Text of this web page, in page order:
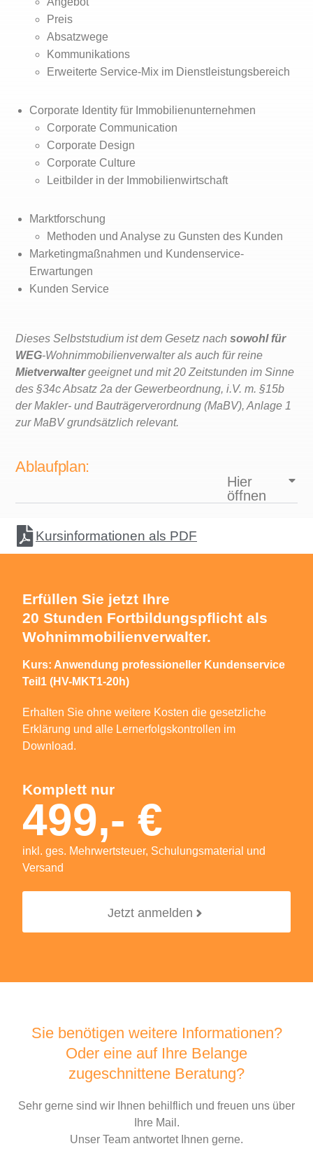
Preis
Absatzwege
Kommunikations
Erweiterte Service-Mix im Dienstleistungsbereich
Corporate Identity für Immobilienunternehmen
Corporate Communication
Corporate Design
Corporate Culture
Leitbilder in der Immobilienwirtschaft
Marktforschung
Methoden und Analyse zu Gunsten des Kunden
Marketingmaßnahmen und Kundenservice-
Erwartungen
Kunden Service
Dieses Selbststudium ist dem Gesetz nachsowohl für
WEG-Wohnimmobilienverwalter als auch für reine
Mietverwaltergeeignet und mit 20 Zeitstunden im Sinne
des §34c Absatz 2a der Gewerbeordnung, i.V. m. §15b
der Makler- und Bauträgerverordnung (MaBV), Anlage 1
zur MaBV grundsätzlich relevant.
Ablaufplan:
Hier
öffnen
Kursinformationen als PDF
Erfüllen Sie jetzt Ihre
20 Stunden Fortbildungspflicht als
Wohnimmobilienverwalter.
Kurs: Anwendung professioneller Kundenservice
Teil1 (HV-MKT1-20h)
Erhalten Sie ohne weitere Kosten die gesetzliche
Erklärung und alle Lernerfolgskontrollen im
Download.
Komplett nur
499,- €
inkl. ges. Mehrwertsteuer, Schulungsmaterial und
Versand
Jetzt anmelden
Sie benötigen weitere Informationen?
Oder eine auf Ihre Belange
zugeschnittene Beratung?
Sehr gerne sind wir Ihnen behilflich und freuen uns über
Ihre Mail.
Unser Team antwortet Ihnen gerne.